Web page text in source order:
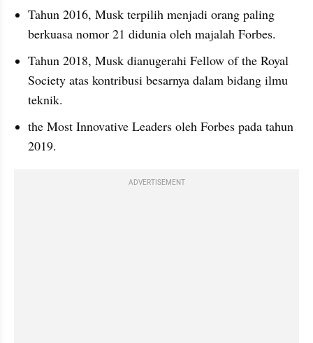
Tahun 2016, Musk terpilih menjadi orang paling
berkuasa nomor 21 didunia oleh majalah Forbes.
Tahun 2018, Musk dianugerahi Fellow of the Royal
Society atas kontribusi besarnya dalam bidang ilmu
teknik.
the Most Innovative Leaders oleh Forbes pada tahun
2019.
ADVERTISEMENT